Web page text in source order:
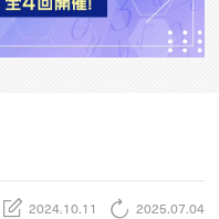
2024.10.11 2025.07.04